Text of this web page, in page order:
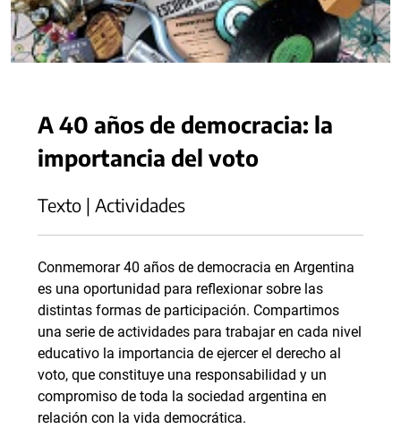
A 40 años de democracia: la
importancia del voto
Texto | Actividades
Conmemorar 40 años de democracia en Argentina
es una oportunidad para reflexionar sobre las
distintas formas de participación. Compartimos
una serie de actividades para trabajar en cada nivel
educativo la importancia de ejercer el derecho al
voto, que constituye una responsabilidad y un
compromiso de toda la sociedad argentina en
relación con la vida democrática.